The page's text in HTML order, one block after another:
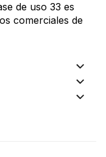
de uso 33 es
comerciales de